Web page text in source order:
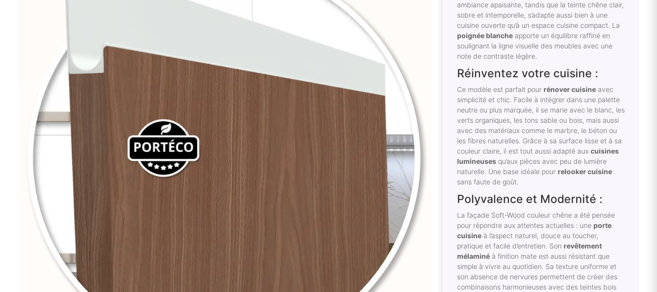
ambiance apaisante, tandis que la teinte chêne clair,
sobre et intemporelle, s’adapte aussi bien à une
cuisine ouverte qu’à un espace cuisine compact. La
poignée blanche apporte un équilibre raffiné en
soulignant la ligne visuelle des meubles avec une
note de contraste légère.
Réinventez votre cuisine :
Ce modèle est parfait pourrénover cuisine avec
simplicité et chic. Facile à intégrer dans une palette
neutre ou plus marquée, il se marie avec le blanc, les
verts organiques, les tons sable ou bois, mais aussi
avec des matériaux comme le marbre, le béton ou
les fibres naturelles. Grâce à sa surface lisse et à sa
couleur claire, il est tout aussi adapté auxcuisines
lumineuses qu’aux pièces avec peu de lumière
naturelle. Une base idéale pourrelooker cuisine
sans faute de goût.
Polyvalence et Modernité :
La façade Soft-Wood couleur chêne a été pensée
pour répondre aux attentes actuelles : uneporte
cuisine à l’aspect naturel, douce au toucher,
pratique et facile d’entretien. Sonrevêtement
mélaminé à finition mate est aussi résistant que
simple à vivre au quotidien. Sa texture uniforme et
son absence de nervures permettent de créer des
combinaisons harmonieuses avec des teintes bois